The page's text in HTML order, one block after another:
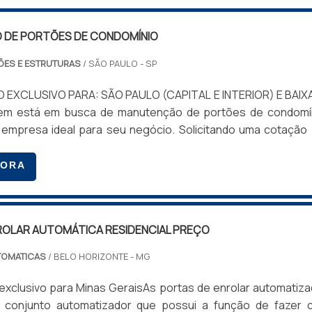
PORTÕES DE CONDOMÍNIO
E ESTRUTURAS/ SÃO PAULO - SP
EXCLUSIVO PARA: SÃO PAULO (CAPITAL E INTERIOR) E
está em busca de manutenção de portões de
ideal para seu negócio. Solicitando uma cotação
de portões de condomínio, com a Art Metal
custo-benefício com profissionais experientes.MAIS
DE PORTÕES DE CONDOMÍNIOHá muitas maneiras
esforços em produzir uma estrutura aos clientes
qualidade onde são realizadas as atividades; Tecnologia
de portões de condomínio com ótima qualidade.
falamos em manutenção de portões de condomínio,
AUTOMÁTICA RESIDENCIAL PREÇO
/ BELO HORIZONTE - MG
para Minas GeraisAs portas de enrolar
conjunto automatizador que possui a função de fazer